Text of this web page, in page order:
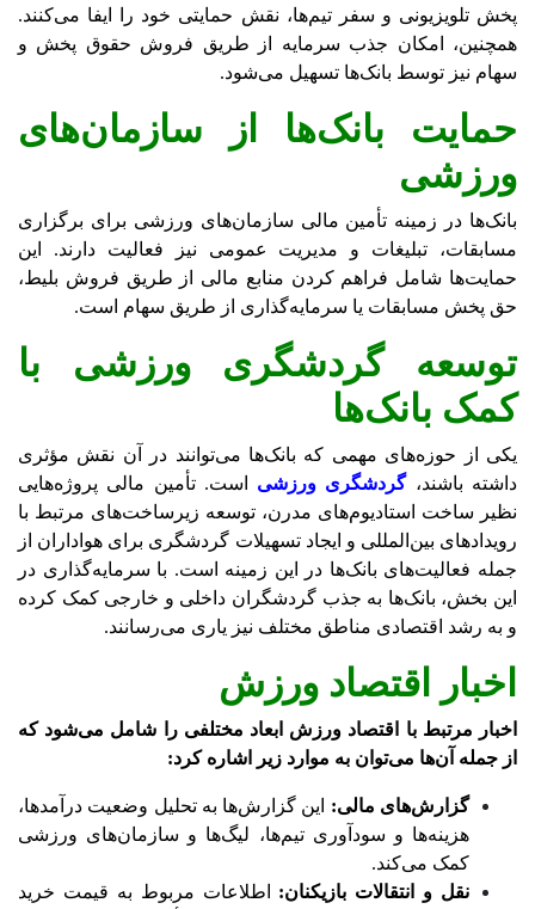
پخش تلویزیونی و سفر تیم‌ها، نقش حمایتی خود را ایفا می‌کنند.
همچنین، امکان جذب سرمایه از طریق فروش حقوق پخش و
سهام نیز توسط بانک‌ها تسهیل می‌شود.
حمایت بانک‌ها از سازمان‌های
ورزشی
بانک‌ها در زمینه تأمین مالی سازمان‌های ورزشی برای برگزاری
مسابقات، تبلیغات و مدیریت عمومی نیز فعالیت دارند. این
حمایت‌ها شامل فراهم کردن منابع مالی از طریق فروش بلیط،
حق پخش مسابقات یا سرمایه‌گذاری از طریق سهام است.
توسعه گردشگری ورزشی با
کمک بانک‌ها
یکی از حوزه‌های مهمی که بانک‌ها می‌توانند در آن نقش مؤثری
داشته باشند،گردشگری ورزشی است. تأمین مالی پروژه‌هایی
نظیر ساخت استادیوم‌های مدرن، توسعه زیرساخت‌های مرتبط با
رویدادهای بین‌المللی و ایجاد تسهیلات گردشگری برای هواداران از
جمله فعالیت‌های بانک‌ها در این زمینه است. با سرمایه‌گذاری در
این بخش، بانک‌ها به جذب گردشگران داخلی و خارجی کمک کرده
و به رشد اقتصادی مناطق مختلف نیز یاری می‌رسانند.
اخبار اقتصاد ورزش
اخبار مرتبط با اقتصاد ورزش ابعاد مختلفی را شامل می‌شود که
از جمله آن‌ها می‌توان به موارد زیر اشاره کرد:
گزارش‌های مالی: این گزارش‌ها به تحلیل وضعیت درآمدها،
هزینه‌ها و سودآوری تیم‌ها، لیگ‌ها و سازمان‌های ورزشی
کمک می‌کند.
نقل و انتقالات بازیکنان: اطلاعات مربوط به قیمت خرید